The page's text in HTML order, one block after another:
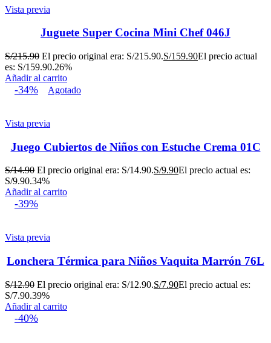
Vista previa
Juguete Super Cocina Mini Chef 046J
S/215.90 El precio original era: S/215.90.S/159.90El precio actual
es: S/159.90.26%
Añadir al carrito
-34% Agotado
Vista previa
Juego Cubiertos de Niños con Estuche Crema 01C
S/14.90 El precio original era: S/14.90.S/9.90El precio actual es:
S/9.90.34%
Añadir al carrito
-39%
Vista previa
Lonchera Térmica para Niños Vaquita Marrón 76L
S/12.90 El precio original era: S/12.90.S/7.90El precio actual es:
S/7.90.39%
Añadir al carrito
-40%